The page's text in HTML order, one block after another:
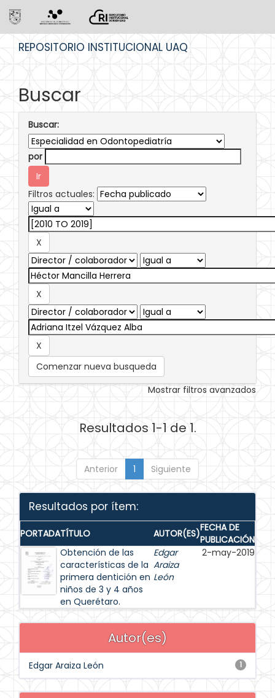
REPOSITORIO INSTITUCIONAL UAQ
Buscar
Buscar:
por
Filtros actuales:
Comenzar nueva busqueda
Mostrar filtros avanzados
Resultados 1-1 de 1.
Anterior 1 Siguiente
Resultados por ítem:
PORTADATÍTULO AUTOR(ES)FECHA DE
PUBLICACIÓN
Obtención de las
características de la
primera dentición en
niños de 3 y 4 años
en Querétaro.
Edgar
Araiza
León
2-may-2019
Autor(es)
1
Edgar Araiza León